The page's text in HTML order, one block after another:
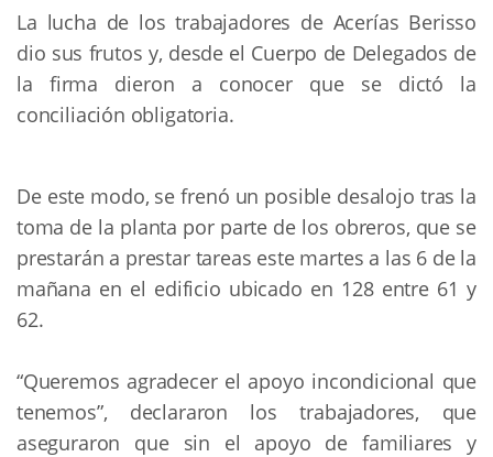
La lucha de los trabajadores de Acerías Berisso
dio sus frutos y, desde el Cuerpo de Delegados de
la firma dieron a conocer que se dictó la
conciliación obligatoria.
De este modo, se frenó un posible desalojo tras la
toma de la planta por parte de los obreros, que se
prestarán a prestar tareas este martes a las 6 de la
mañana en el edificio ubicado en 128 entre 61 y
62.
“Queremos agradecer el apoyo incondicional que
tenemos”, declararon los trabajadores, que
aseguraron que sin el apoyo de familiares y